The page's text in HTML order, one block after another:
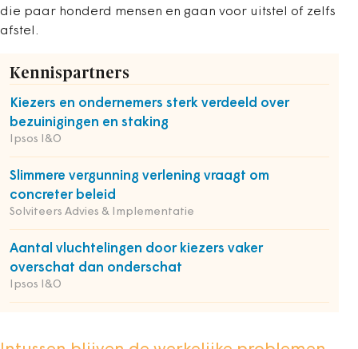
die paar honderd mensen en gaan voor uitstel of zelfs
afstel.
Kennispartners
Kiezers en ondernemers sterk verdeeld over
bezuinigingen en staking
Ipsos I&O
Slimmere vergunning verlening vraagt om
concreter beleid
Solviteers Advies & Implementatie
Aantal vluchtelingen door kiezers vaker
overschat dan onderschat
Ipsos I&O